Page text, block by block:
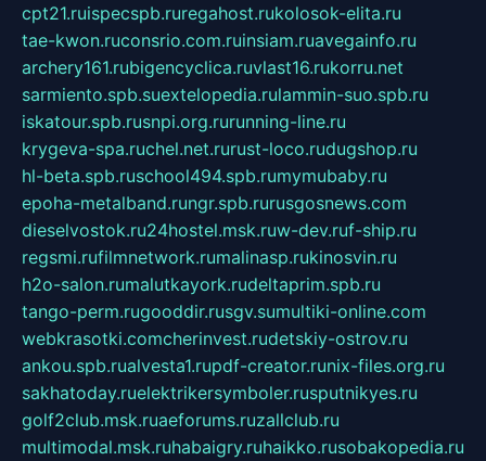
cpt21.ruispecspb.ruregahost.rukolosok-elita.ru
tae-kwon.ruconsrio.com.ruinsiam.ruavegainfo.ru
archery161.rubigencyclica.ruvlast16.rukorru.net
sarmiento.spb.suextelopedia.rulammin-suo.spb.ru
iskatour.spb.rusnpi.org.rurunning-line.ru
krygeva-spa.ruchel.net.rurust-loco.rudugshop.ru
hl-beta.spb.ruschool494.spb.rumymubaby.ru
epoha-metalband.rungr.spb.rurusgosnews.com
dieselvostok.ru24hostel.msk.ruw-dev.ruf-ship.ru
regsmi.rufilmnetwork.rumalinasp.rukinosvin.ru
h2o-salon.rumalutkayork.rudeltaprim.spb.ru
tango-perm.rugooddir.rusgv.sumultiki-online.com
webkrasotki.comcherinvest.rudetskiy-ostrov.ru
ankou.spb.rualvesta1.rupdf-creator.runix-files.org.ru
sakhatoday.ruelektrikersymboler.rusputnikyes.ru
golf2club.msk.ruaeforums.ruzallclub.ru
multimodal.msk.ruhabaigry.ruhaikko.rusobakopedia.ru